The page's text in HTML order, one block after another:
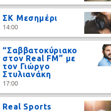
ΣΚ Μεσημέρι
14:00
“Σαββατοκύριακο
στον Real FM” με
τον Γιώργο
Στυλιανάκη
17:00
Real Sports